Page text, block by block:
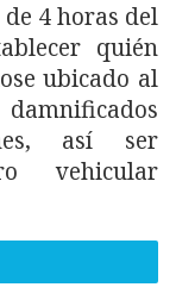
4 horas del
quién
ubicado al
así ser
vehicular